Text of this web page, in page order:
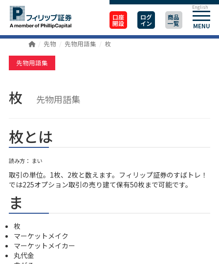
口座
開設
ログ
イン
商品
一覧 MENU
English
先物 先物用語集 枚
先物用語集
枚 先物用語集
枚とは
読み方： まい
取引の単位。1枚、2枚と数えます。フィリップ証券のすばトレ！
では225オプション取引の売り建て保有50枚まで可能です。
ま
枚
マーケットメイク
マーケットメイカー
丸代金